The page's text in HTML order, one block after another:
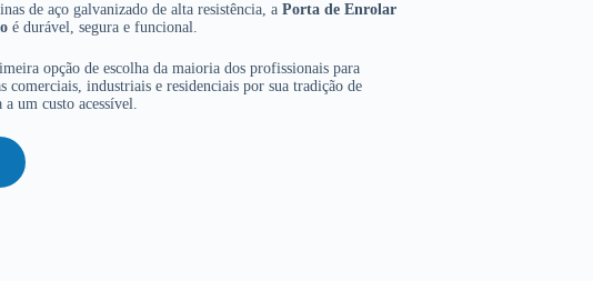
de aço galvanizado de alta resistência, a Porta de Enrolar
é durável, segura e funcional.
opção de escolha da maioria dos profissionais para
comerciais, industriais e residenciais por sua tradição de
a um custo acessível.